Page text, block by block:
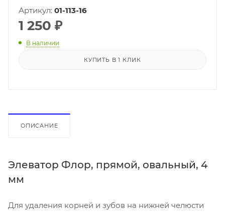
Артикул: 01-113-16
1 250 ₽
В наличии
КУПИТЬ В 1 КЛИК
ОПИСАНИЕ
Элеватор Флор, прямой, овальный, 4
мм
Для удаления корней и зубов на нижней челюсти